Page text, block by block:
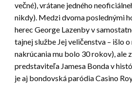
večné), vrátane jedného
nikdy). Medzi dvoma poslednými
herec George Lazenby v
tajnej službe Jej veličenstva – išlo
nakrúcania mu bolo 30 rokov), ale
predstaviteľa Jamesa Bonda v
je aj bondovská paródia Casino